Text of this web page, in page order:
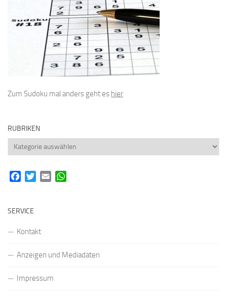
Zum Sudoku mal anders geht es hier
RUBRIKEN
Rubriken
FacebookTwitterEmail
SERVICE
Kontakt
Anzeigen und Mediadaten
Impressum